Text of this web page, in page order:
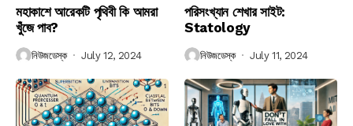
মহাকাশে আরেকটি পৃথিবী কি আমরা
খুঁজে পাব?
নিউজডেস্ক July 12, 2024
পরিসংখ্যান শেখার সাইট:
Statology
নিউজডেস্ক July 11, 2024